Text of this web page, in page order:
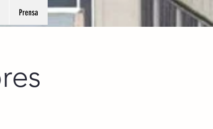
Prensa